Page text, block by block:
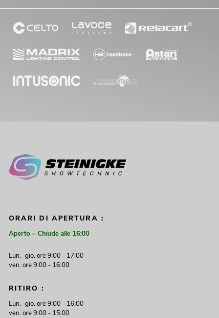
ORARI DI APERTURA :
Aperto – Chiude alle 16:00
Lun.- gio. ore 9:00 - 17:00
ven. ore 9:00 - 16:00
RITIRO :
Lun.- gio. ore 9:00 - 16:00
ven. ore 9:00 - 15:00